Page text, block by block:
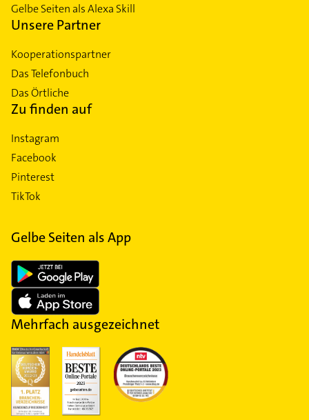
Gelbe Seiten als Alexa Skill
Unsere Partner
Kooperationspartner
Das Telefonbuch
Das Örtliche
Zu finden auf
Instagram
Facebook
Pinterest
TikTok
Gelbe Seiten als App
Mehrfach ausgezeichnet